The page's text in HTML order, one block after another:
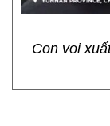
Con voi